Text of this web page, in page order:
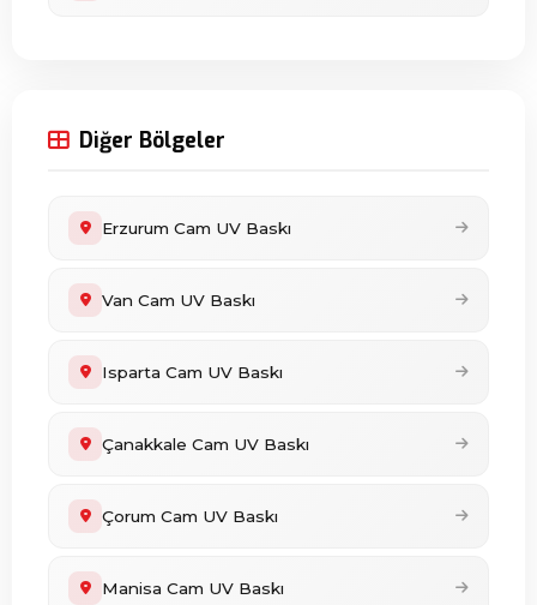
Diğer Bölgeler
Erzurum Cam UV Baskı
Van Cam UV Baskı
Isparta Cam UV Baskı
Çanakkale Cam UV Baskı
Çorum Cam UV Baskı
Manisa Cam UV Baskı